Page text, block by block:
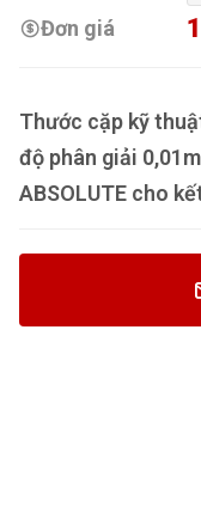
Đơn giá
Thước cặp kỹ
độ phân giải
ABSOLUTE cho